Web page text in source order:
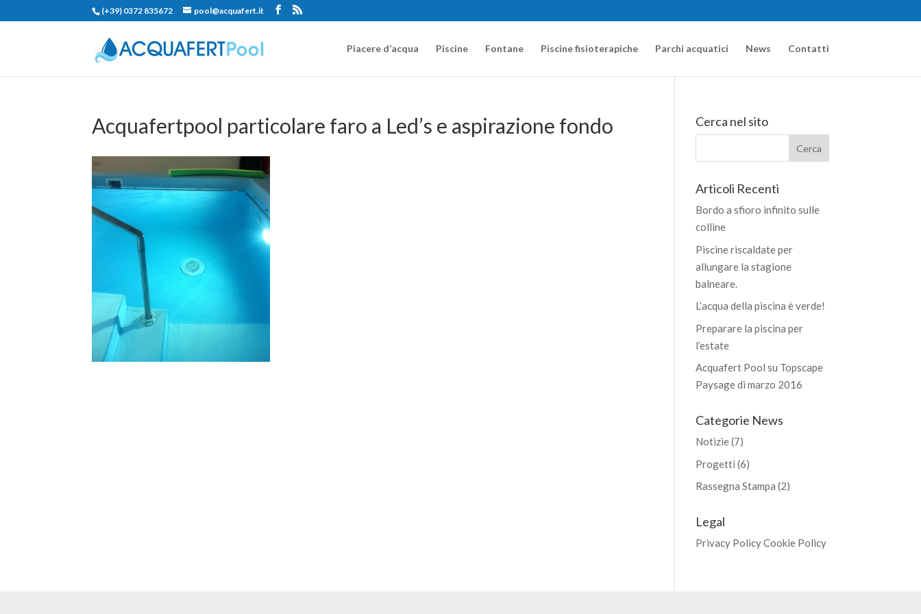
(+39) 0372 835672 pool@acquafert.it
Piacere d’acqua Piscine Fontane Piscine fisioterapiche Parchi acquatici News Contatti
Acquafertpool particolare faro a Led’s e aspirazione fondo Cerca nel sito
Articoli Recenti
Bordo a sfioro infinito sulle
colline
Piscine riscaldate per
allungare la stagione
balneare.
L’acqua della piscina è verde!
Preparare la piscina per
l’estate
Acquafert Pool su Topscape
Paysage di marzo 2016
Categorie News
Notizie(7)
Progetti (6)
Rassegna Stampa (2)
Legal
Privacy PolicyCookie Policy